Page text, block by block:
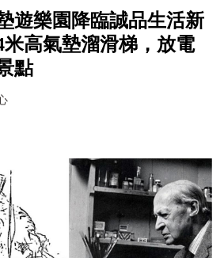
遊樂園降臨誠品生活新
米高氣墊溜滑梯，放電
點